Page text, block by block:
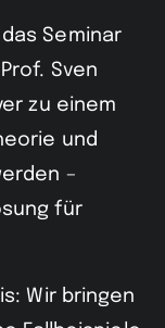
Seminar
Sven
zu einem
und
–
für
Wir bringen